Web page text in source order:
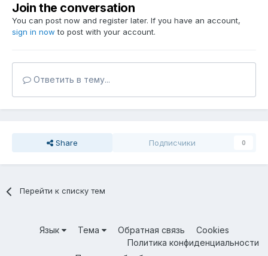
Join the conversation
You can post now and register later. If you have an account,
sign in now to post with your account.
Ответить в тему...
Share Подписчики 0
Перейти к списку тем
Язык Тема Обратная связь
Cookies
Политика конфиденциальности